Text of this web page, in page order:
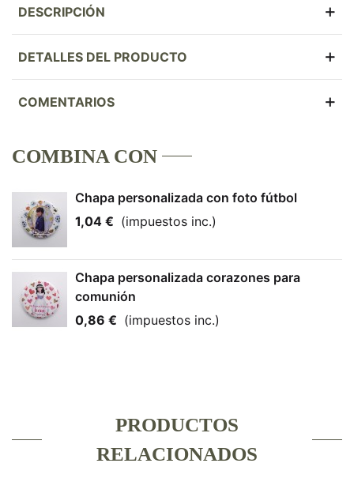
DESCRIPCIÓN
DETALLES DEL PRODUCTO
COMENTARIOS
COMBINA CON
Chapa personalizada con foto fútbol
1,04 € (impuestos inc.)
Chapa personalizada corazones para
comunión
0,86 € (impuestos inc.)
PRODUCTOS
RELACIONADOS